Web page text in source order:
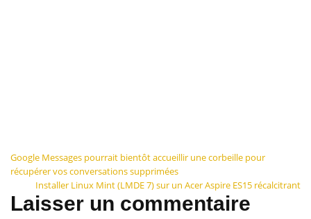
Navigation
de
l’article
Google Messages pourrait bientôt accueillir une corbeille pour
récupérer vos conversations supprimées
Installer Linux Mint (LMDE 7) sur un Acer Aspire ES15 récalcitrant
Laisser un commentaire